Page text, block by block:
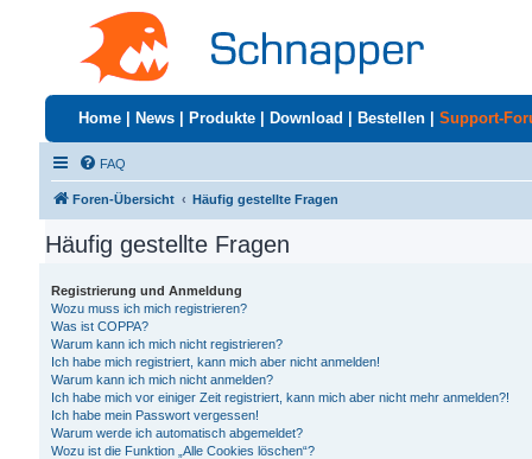
Home News Produkte Download Bestellen Support-
FAQ
Foren-Übersicht Häufig gestellte Fragen
Häufig gestellte Fragen
Registrierung und Anmeldung
Wozu muss ich mich registrieren?
Was ist COPPA?
Warum kann ich mich nicht registrieren?
Ich habe mich registriert, kann mich aber nicht anmelden!
Warum kann ich mich nicht anmelden?
Ich habe mich vor einiger Zeit registriert, kann mich aber nicht mehr anmelden?!
Ich habe mein Passwort vergessen!
Warum werde ich automatisch abgemeldet?
Wozu ist die Funktion „Alle Cookies löschen“?